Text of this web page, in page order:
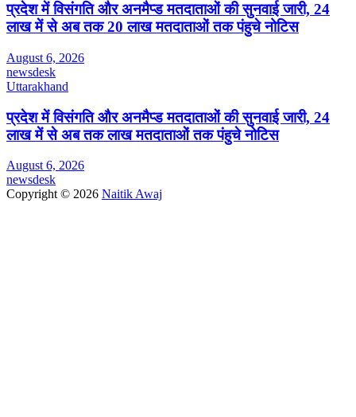
प्रदेश में विसंगति और अनमैप्ड मतदाताओं की सुनवाई जारी, 24
लाख में से अब तक 20 लाख मतदाताओं तक पंहुचे नोटिस
August 6, 2026
newsdesk
Uttarakhand
प्रदेश में विसंगति और अनमैप्ड मतदाताओं की सुनवाई जारी, 24
लाख में से अब तक लाख मतदाताओं तक पंहुचे नोटिस
August 6, 2026
newsdesk
Copyright © 2026 Naitik Awaj